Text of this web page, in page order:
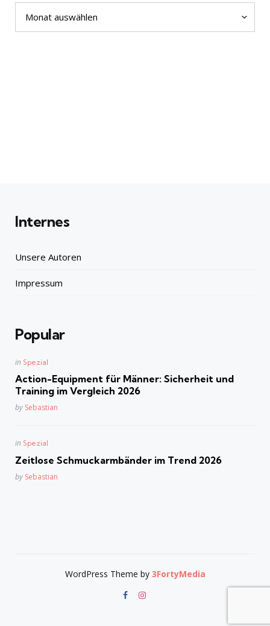
Archiv
Internes
Unsere Autoren
Impressum
Popular
Posted
in Spezial
Action-Equipment für Männer: Sicherheit und
Training im Vergleich 2026
Posted
by Sebastian
Posted
in Spezial
Zeitlose Schmuckarmbänder im Trend 2026
Posted
by Sebastian
WordPress Theme by 3FortyMedia